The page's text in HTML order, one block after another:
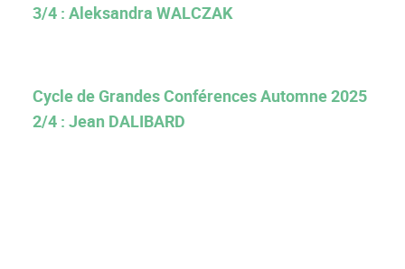
3/4 : Aleksandra WALCZAK
Cycle de Grandes Conférences Automne 2025
2/4 : Jean DALIBARD